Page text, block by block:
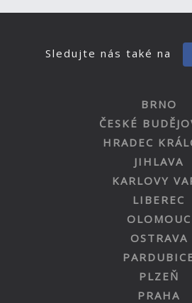
Sledujte nás také na
BRNO
ČESKÉ
HRADEC
JIHLAVA
KARLOVY
LIBEREC
OLOMOUC
OSTRAVA
PLZEŇ
PRAHA